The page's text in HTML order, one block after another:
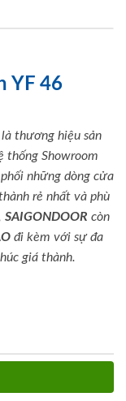
YF 46
là thương hiệu sản
thống Showroom
những dòng cửa
rẻ nhất và phù
SAIGONDOOR còn
đi kèm với sự đa
giá thành.